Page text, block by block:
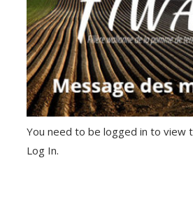
You need to be logged in to view
Log In.